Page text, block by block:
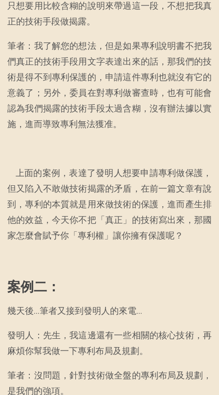
只想要用比較含糊的說明來帶過這一段，不想把我真
正的技術手段做揭露。
筆者：我了解您的想法，但是如果專利說明書不把我
們真正的技術手段用文字表達出來的話，那我們的技
術是得不到專利保護的，申請這件專利也就沒有它的
意義了；另外，委員在對專利做審查時，也有可能會
認為我們揭露的技術手段太過含糊，沒有辦法據以實
施，進而導致專利無法獲准。
上面的案例，表達了發明人想要申請專利做保護，
但又陷入不敢做技術揭露的矛盾，在前一篇文章有說
到，專利的本質就是用來做技術的保護，進而產生排
他的效益，今天你不把「真正」的技術寫出來，那國
家怎麼會賦予你「專利權」讓你擁有保護呢？
案例二：
幾天後…筆者又接到發明人的來電…
發明人：先生，我這邊還有一些相關的核心技術，再
麻煩你幫我做一下專利布局及規劃。
筆者：沒問題，針對技術做全盤的專利布局及規劃，
是我們的強項。